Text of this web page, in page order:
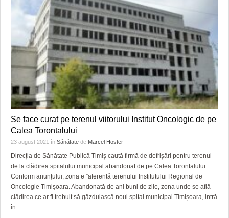
Se face curat pe terenul viitorului Institut Oncologic de pe
Calea Torontalului
23 august 2021 în Sănătate de Marcel Hoster
Direcția de Sănătate Publică Timiș caută firmă de defrișări pentru terenul
de la clădirea spitalului municipal abandonat de pe Calea Torontalului.
Conform anunțului, zona e ”aferentă terenului Institutului Regional de
Oncologie Timișoara. Abandonată de ani buni de zile, zona unde se află
clădirea ce ar fi trebuit să găzduiască noul spital municipal Timișoara, intră
în…